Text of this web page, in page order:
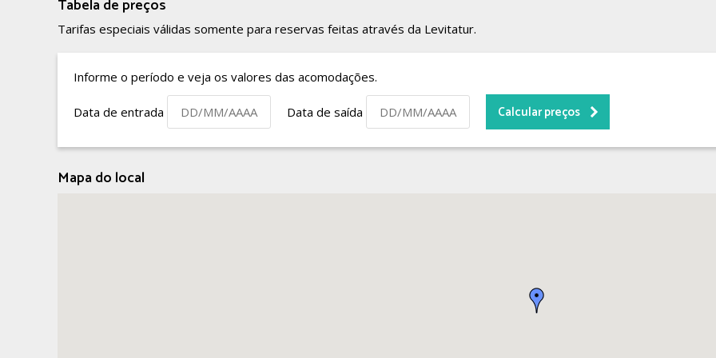
Tabela de preços
Tarifas especiais válidas somente para reservas feitas através da Levitatur.
Informe o período e veja os valores das acomodações.
Data de entrada Data de saída
Mapa do local